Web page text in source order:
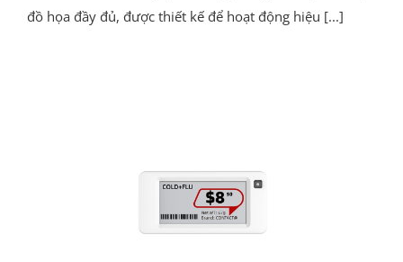
đồ họa đầy đủ, được thiết kế để hoạt động hiệu [...]